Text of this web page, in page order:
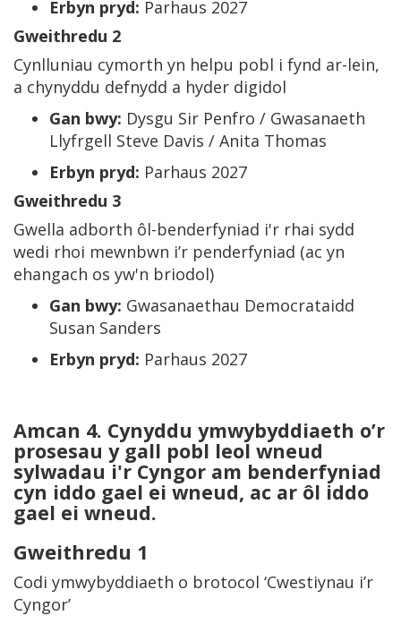
Erbyn pryd: Parhaus 2027
Gweithredu 2
Cynlluniau cymorth yn helpu pobl i fynd ar-lein,
a chynyddu defnydd a hyder digidol
Gan bwy: Dysgu Sir Penfro / Gwasanaeth
Llyfrgell Steve Davis / Anita Thomas
Erbyn pryd: Parhaus 2027
Gweithredu 3
Gwella adborth ôl-benderfyniad i'r rhai sydd
wedi rhoi mewnbwn i’r penderfyniad (ac yn
ehangach os yw'n briodol)
Gan bwy: Gwasanaethau Democrataidd
Susan Sanders
Erbyn pryd: Parhaus 2027
Amcan 4. Cynyddu ymwybyddiaeth o’r
prosesau y gall pobl leol wneud
sylwadau i'r Cyngor am benderfyniad
cyn iddo gael ei wneud, ac ar ôl iddo
gael ei wneud.
Gweithredu 1
Codi ymwybyddiaeth o brotocol ‘Cwestiynau i’r
Cyngor’